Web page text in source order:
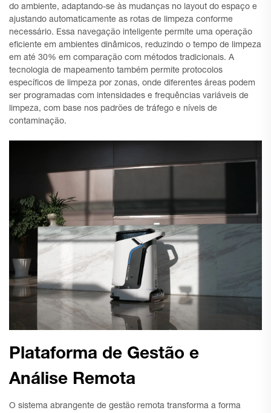
do ambiente, adaptando-se às mudanças no layout do espaço e
ajustando automaticamente as rotas de limpeza conforme
necessário. Essa navegação inteligente permite uma operação
eficiente em ambientes dinâmicos, reduzindo o tempo de limpeza
em até 30% em comparação com métodos tradicionais. A
tecnologia de mapeamento também permite protocolos
específicos de limpeza por zonas, onde diferentes áreas podem
ser programadas com intensidades e frequências variáveis de
limpeza, com base nos padrões de tráfego e níveis de
contaminação.
Plataforma de Gestão e
Análise Remota
O sistema abrangente de gestão remota transforma a forma